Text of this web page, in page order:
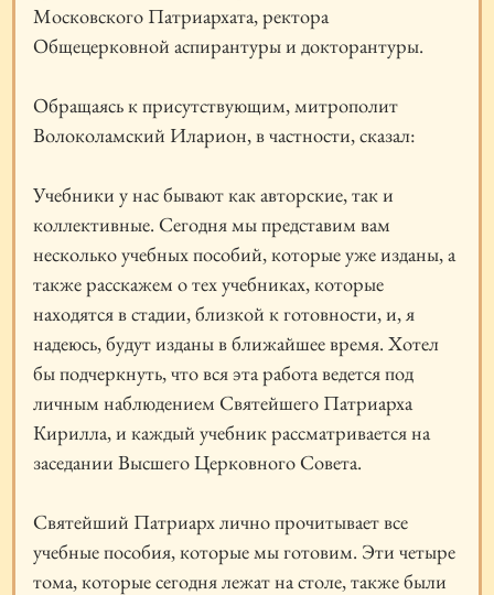
Московского Патриархата, ректора
Общецерковной аспирантуры и докторантуры.
Обращаясь к присутствующим, митрополит
Волоколамский Иларион, в частности, сказал:
Учебники у нас бывают как авторские, так и
коллективные. Сегодня мы представим вам
несколько учебных пособий, которые уже изданы, а
также расскажем о тех учебниках, которые
находятся в стадии, близкой к готовности, и, я
надеюсь, будут изданы в ближайшее время. Хотел
бы подчеркнуть, что вся эта работа ведется под
личным наблюдением Святейшего Патриарха
Кирилла, и каждый учебник рассматривается на
заседании Высшего Церковного Совета.
Святейший Патриарх лично прочитывает все
учебные пособия, которые мы готовим. Эти четыре
тома, которые сегодня лежат на столе, также были